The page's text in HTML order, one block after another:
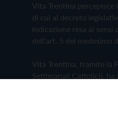
Vita Trentina
di cui al decreto
Indicazione resa ai sensi
dell'art. 5 del medesimo
Vita Trentina, tramite la
Settimanali Cattolici),